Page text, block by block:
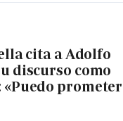
cita a Adolfo
discurso como
prometer